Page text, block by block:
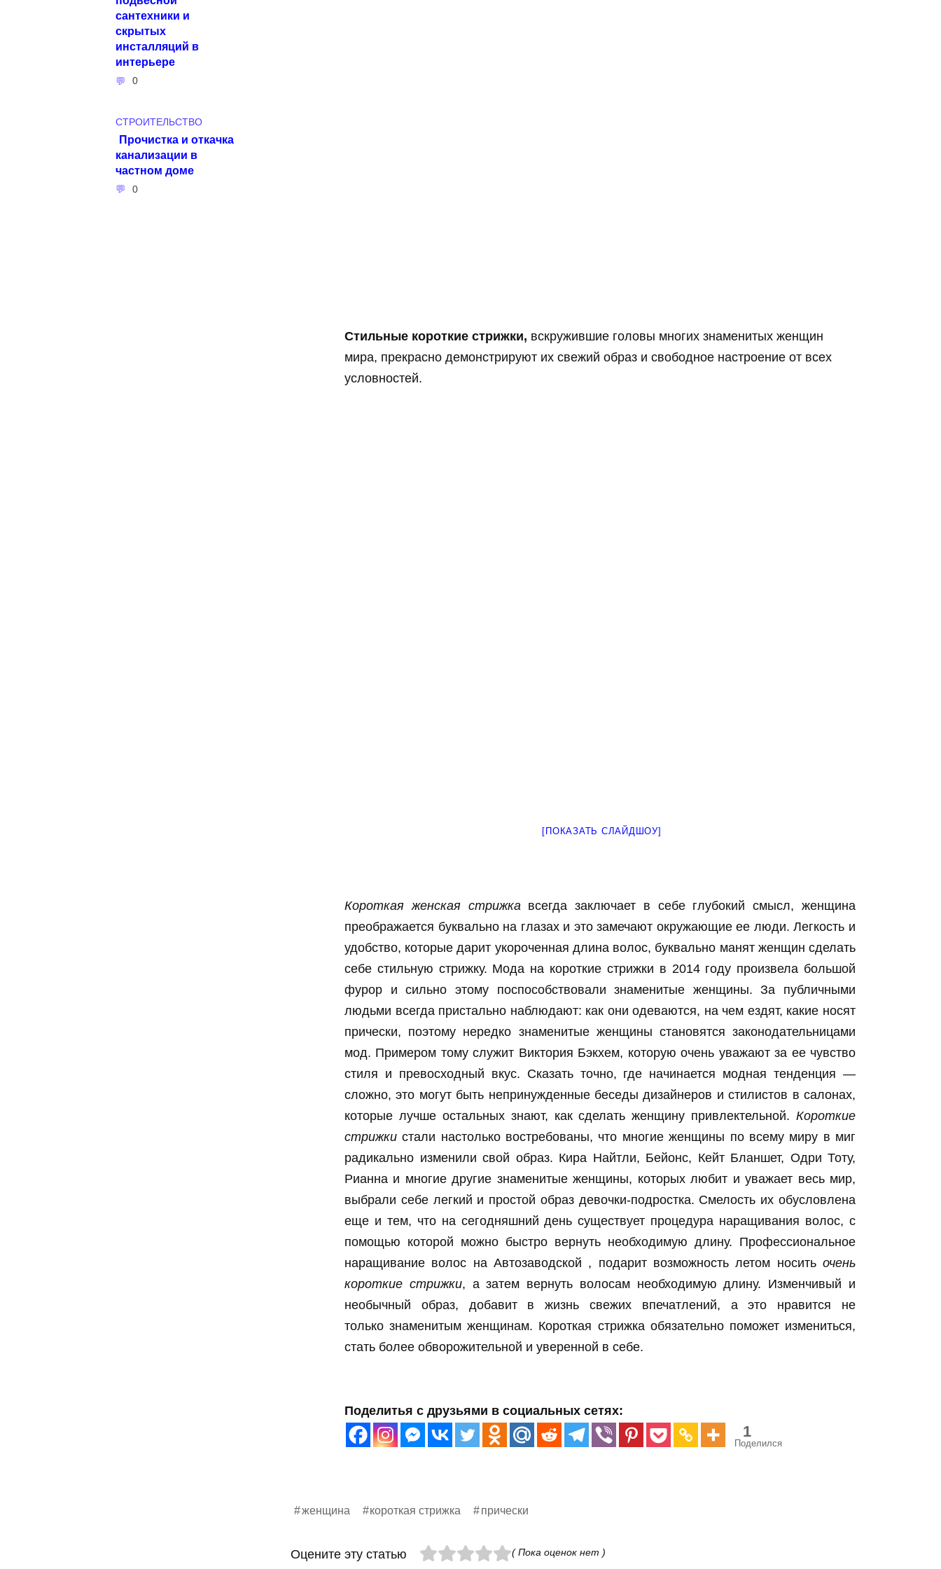
Стильные короткие стрижки, вскружившие головы многих знаменитых женщин
мира, прекрасно демонстрируют их свежий образ и свободное настроение от всех
условностей.
[ПОКАЗАТЬ СЛАЙДШОУ]
Короткая женская стрижка всегда заключает в себе глубокий смысл, женщина
преображается буквально на глазах и это замечают окружающие ее люди. Легкость и
удобство, которые дарит укороченная длина волос, буквально манят женщин сделать
себе стильную стрижку. Мода на короткие стрижки в 2014 году произвела большой
фурор и сильно этому поспособствовали знаменитые женщины. За публичными
людьми всегда пристально наблюдают: как они одеваются, на чем ездят, какие носят
прически, поэтому нередко знаменитые женщины становятся законодательницами
мод. Примером тому служит Виктория Бэкхем, которую очень уважают за ее чувство
стиля и превосходный вкус. Сказать точно, где начинается модная тенденция —
сложно, это могут быть непринужденные беседы дизайнеров и стилистов в салонах,
которые лучше остальных знают, как сделать женщину привлектельной. Короткие
стрижки стали настолько востребованы, что многие женщины по всему миру в миг
радикально изменили свой образ. Кира Найтли, Бейонс, Кейт Бланшет, Одри Тоту,
Рианна и многие другие знаменитые женщины, которых любит и уважает весь мир,
выбрали себе легкий и простой образ девочки-подростка. Смелость их обусловлена
еще и тем, что на сегодняшний день существует процедура наращивания волос, с
помощью которой можно быстро вернуть необходимую длину. Профессиональное
наращивание волос на Автозаводской , подарит возможность летом носить очень
короткие стрижки, а затем вернуть волосам необходимую длину. Изменчивый и
необычный образ, добавит в жизнь свежих впечатлений, а это нравится не
только знаменитым женщинам. Короткая стрижка обязательно поможет измениться,
стать более обворожительной и уверенной в себе.
Поделитья с друзьями в социальных сетях:
1
Поделился
женщина короткая стрижка прически
Оцените эту статью ( Пока оценок нет )
сантехники и
скрытых
инсталляций в
интерьере
0
СТРОИТЕЛЬСТВО
Прочистка и откачка
канализации в
частном доме
0